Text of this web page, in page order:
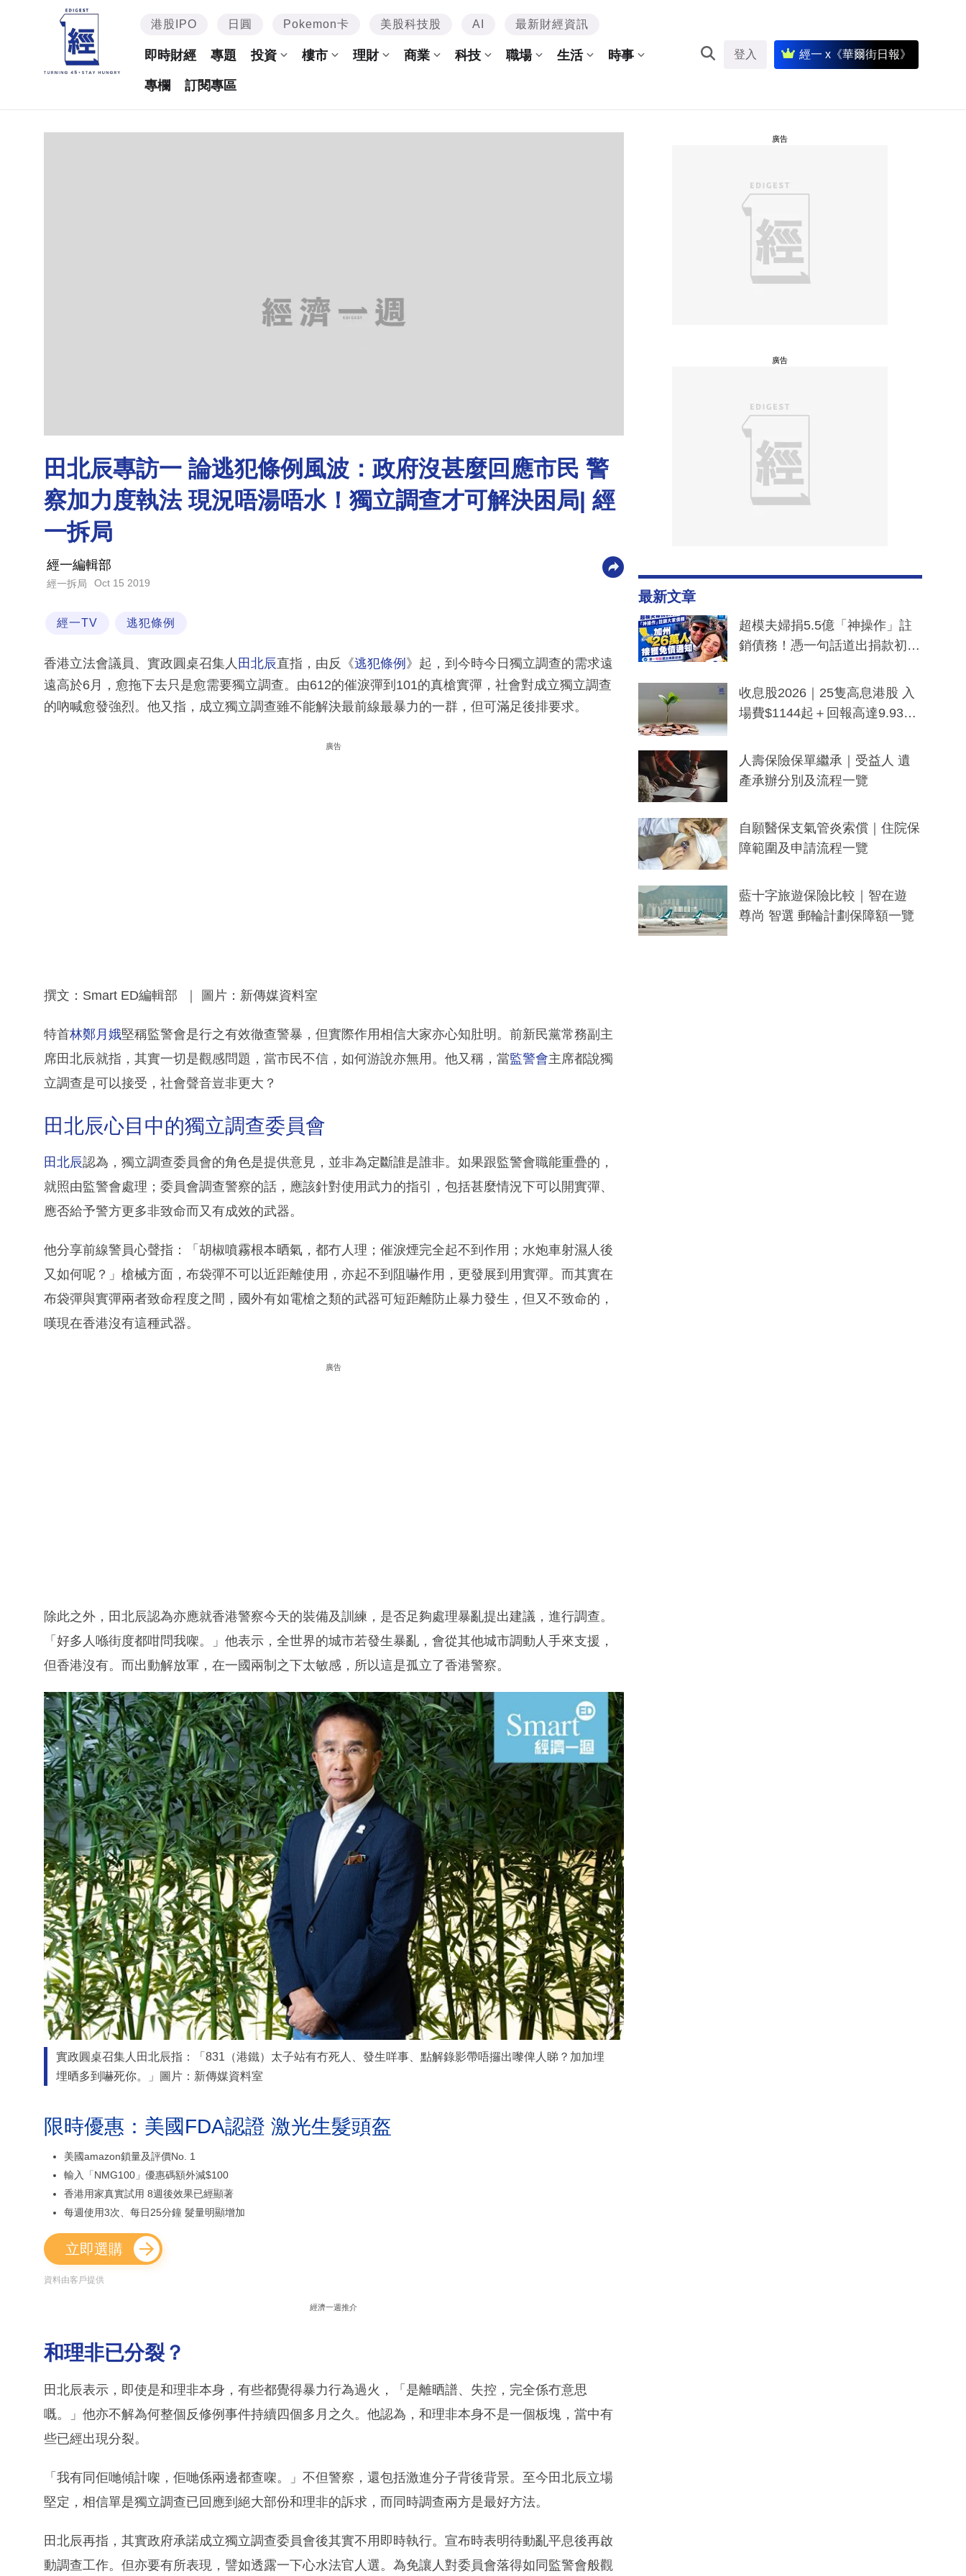
港股IPO 日圓 Pokemon卡 美股科技股 AI 最新財經資訊
即時財經 專題 投資 樓市 理財 商業 科技 職場 生活 時事
專欄 訂閱專區
登入 經一 x《華爾街日報》
田北辰專訪一 論逃犯條例風波：政府沒甚麼回應市民 警
察加力度執法 現況唔湯唔水！獨立調查才可解決困局| 經
一拆局
經一編輯部
經一拆局 Oct 15 2019
經一TV 逃犯條例
香港立法會議員、實政圓桌召集人 田北辰直指，由反《逃犯條例 》起，到今時今日獨立調查的需求遠
遠高於6月，愈拖下去只是愈需要獨立調查。由612的催淚彈到101的真槍實彈，社會對成立獨立調查
的吶喊愈發強烈。他又指，成立獨立調查雖不能解決最前線最暴力的一群，但可滿足後排要求。
廣告
撰文：Smart ED編輯部 ｜ 圖片：新傳媒資料室
特首林鄭月娥堅稱監警會是行之有效徹查警暴，但實際作用相信大家亦心知肚明。前新民黨常務副主
席田北辰就指，其實一切是觀感問題，當市民不信，如何游說亦無用。他又稱，當監警會主席都說獨
立調查是可以接受，社會聲音豈非更大？
田北辰心目中的獨立調查委員會
田北辰認為，獨立調查委員會的角色是提供意見，並非為定斷誰是誰非。如果跟監警會職能重疊的，
就照由監警會處理；委員會調查警察的話，應該針對使用武力的指引，包括甚麼情況下可以開實彈、
應否給予警方更多非致命而又有成效的武器。
他分享前線警員心聲指：「胡椒噴霧根本晒氣，都冇人理；催淚煙完全起不到作用；水炮車射濕人後
又如何呢？」槍械方面，布袋彈不可以近距離使用，亦起不到阻嚇作用，更發展到用實彈。而其實在
布袋彈與實彈兩者致命程度之間，國外有如電槍之類的武器可短距離防止暴力發生，但又不致命的，
嘆現在香港沒有這種武器。
廣告
除此之外，田北辰認為亦應就香港警察今天的裝備及訓練，是否足夠處理暴亂提出建議，進行調查。
「好多人喺街度都咁問我㗎。」他表示，全世界的城市若發生暴亂，會從其他城市調動人手來支援，
但香港沒有。而出動解放軍，在一國兩制之下太敏感，所以這是孤立了香港警察。
實政圓桌召集人田北辰指：「831（港鐵）太子站有冇死人、發生咩事、點解錄影帶唔攞出嚟俾人睇？加加埋
埋晒多到嚇死你。」圖片：新傳媒資料室
限時優惠：美國FDA認證 激光生髮頭盔
美國amazon鎖量及評價No. 1
輸入「NMG100」優惠碼額外減$100
香港用家真實試用 8週後效果已經顯著
每週使用3次、每日25分鐘 髮量明顯增加
立即選購
資料由客戶提供
經濟一週推介
和理非已分裂？
田北辰表示，即使是和理非本身，有些都覺得暴力行為過火，「是離晒譜、失控，完全係冇意思
嘅。」他亦不解為何整個反修例事件持續四個多月之久。他認為，和理非本身不是一個板塊，當中有
些已經出現分裂。
「我有同佢哋傾計㗎，佢哋係兩邊都查㗎。」不但警察，還包括激進分子背後背景。至今田北辰立場
堅定，相信單是獨立調查已回應到絕大部份和理非的訴求，而同時調查兩方是最好方法。
田北辰再指，其實政府承諾成立獨立調查委員會後其實不用即時執行。宣布時表明待動亂平息後再啟
動調查工作。但亦要有所表現，譬如透露一下心水法官人選。為免讓人對委員會落得如同監警會般觀
廣告
廣告
最新文章
超模夫婦捐5.5億「神操作」註
銷債務！憑一句話道出捐款初
一度被誤當詐騙手段
收息股2026｜25隻高息港股 入
場費$1144起＋回報高達9.93
人壽保險保單繼承｜受益人 遺
產承辦分別及流程一覽
自願醫保支氣管炎索償｜住院保
障範圍及申請流程一覽
藍十字旅遊保險比較｜智在遊
尊尚 智選 郵輪計劃保障額一覽